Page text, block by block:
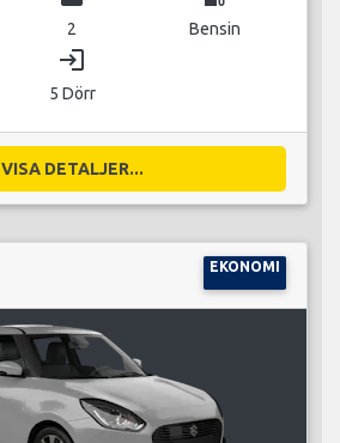
2 Bensin
login
5 Dörr
VISA DETALJER...
EKONOMI